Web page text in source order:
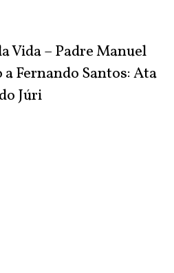
Vida – Padre Manuel
Fernando Santos: Ata
do Júri